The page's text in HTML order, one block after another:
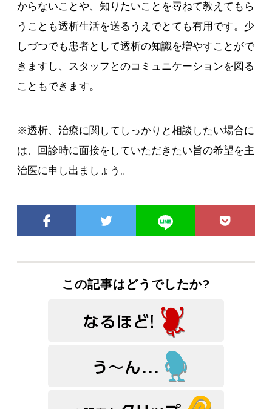
からないことや、知りたいことを尋ねて教えてもら
うことも透析生活を送るうえでとても有用です。少
しづつでも患者として透析の知識を増やすことがで
きますし、スタッフとのコミュニケーションを図る
こともできます。
※透析、治療に関してしっかりと相談したい場合に
は、回診時に面接をしていただきたい旨の希望を主
治医に申し出ましょう。
この記事はどうでしたか?